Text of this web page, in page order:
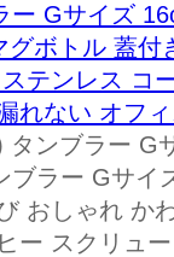
ー Gサイズ
グボトル 蓋
テンレス コ
れない オフ
タンブラー G
ブラー Gサイ
おしゃれ か
ー スクリュ